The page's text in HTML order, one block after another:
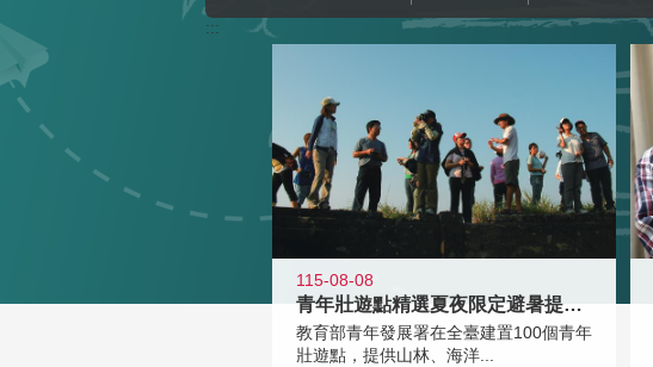
:::
115-08-08
青年壯遊點精選夏夜限定避暑提案 漫
教育部青年發展署在全臺建置100個青年
壯遊點，提供山林、海洋...